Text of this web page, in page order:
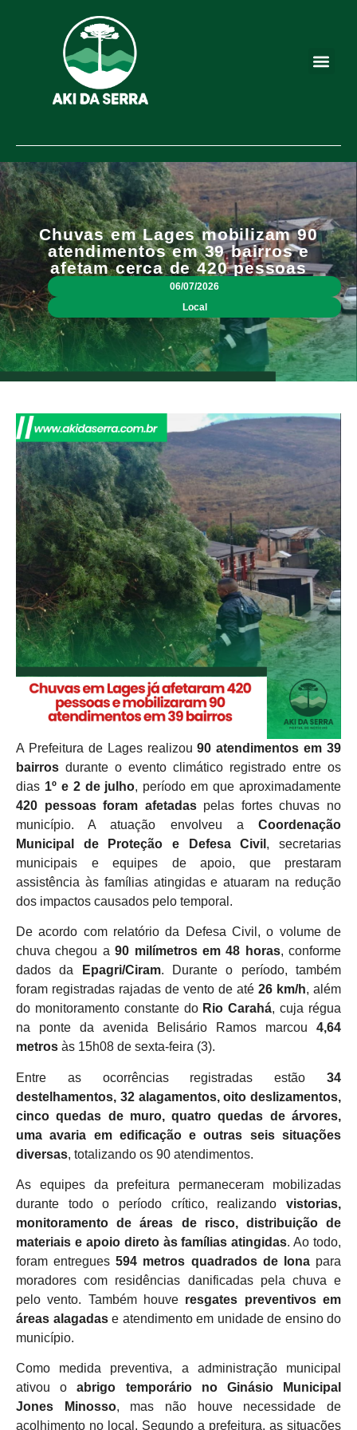
Chuvas em Lages mobilizam 90
atendimentos em 39 bairros e
afetam cerca de 420 pessoas
06/07/2026
Local
A Prefeitura de Lages realizou90 atendimentos em 39
bairros durante o evento climático registrado entre os
dias 1º e 2 de julho, período em que aproximadamente
420 pessoas foram afetadaspelas fortes chuvas no
município. A atuação envolveu a Coordenação
Municipal de Proteção e Defesa Civil , secretarias
municipais e equipes de apoio, que prestaram
assistência às famílias atingidas e atuaram na redução
dos impactos causados pelo temporal.
De acordo com relatório da Defesa Civil, o volume de
chuva chegou a90 milímetros em 48 horas, conforme
dados da
Epagri/Ciram. Durante o período, também
foram registradas rajadas de vento de até 26 km/h, além
do monitoramento constante do Rio Carahá, cuja régua
na ponte da avenida Belisário Ramos marcou 4,64
metros às 15h08 de sexta-feira (3).
Entre as ocorrências registradas estão 34
destelhamentos, 32 alagamentos, oito deslizamentos,
cinco quedas de muro, quatro quedas de árvores,
uma avaria em edificação e outras seis situações
diversas, totalizando os 90 atendimentos.
As equipes da prefeitura permaneceram mobilizadas
durante todo o período crítico, realizando vistorias,
monitoramento de áreas de risco, distribuição de
materiais e apoio direto às famílias atingidas. Ao todo,
foram entregues594 metros quadrados de lonapara
moradores com residências danificadas pela chuva e
pelo vento. Também houve resgates preventivos em
áreas alagadase atendimento em unidade de ensino do
município.
Como medida preventiva, a administração municipal
ativou oabrigo temporário no Ginásio Municipal
Jones Minosso, mas não houve necessidade de
acolhimento no local. Segundo a prefeitura, as situações